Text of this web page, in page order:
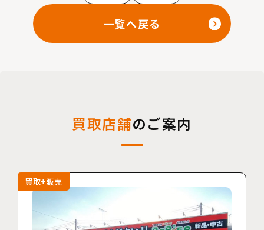
一覧へ戻る
買取店舗のご案内
買取+販売